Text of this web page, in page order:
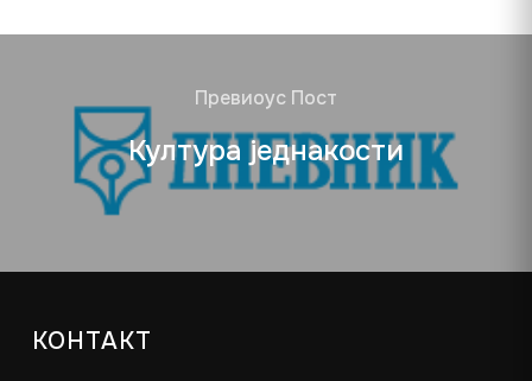
Превиоус Пост
Култура једнакости
КОНТАКТ